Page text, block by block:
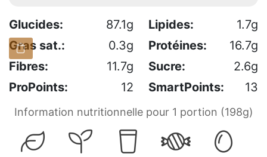
Glucides: 87.1g Lipides:
1.7g
Gras sat.:
0.3g Protéines:
16.7g
Fibres:
11.7g Sucre:
2.6g
ProPoints:
12 SmartPoints: 13
Information nutritionnelle pour 1 portion (198g)